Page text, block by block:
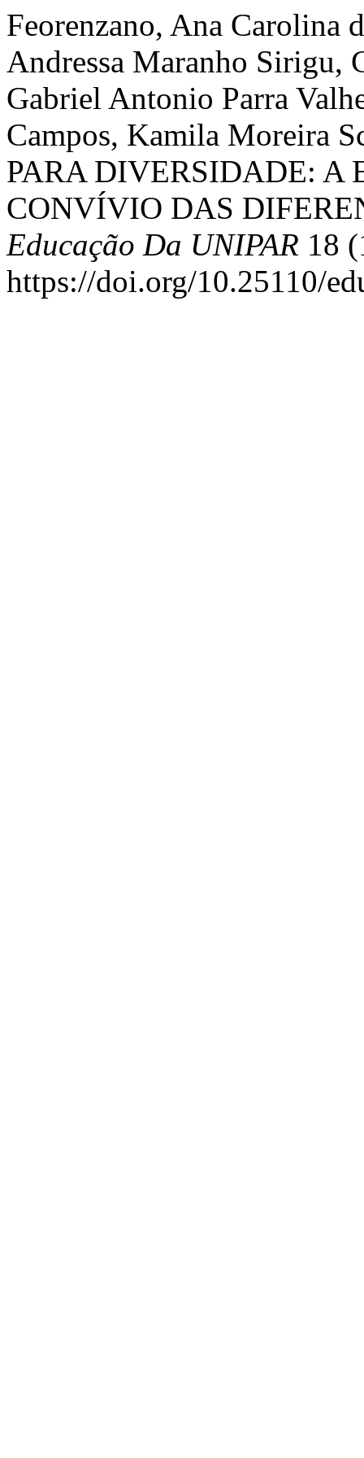
Feorenzano, Ana Carolina
Andressa Maranho Sirigu,
Gabriel Antonio Parra
Campos, Kamila Moreira
PARA DIVERSIDADE: A
CONVÍVIO DAS
Educação Da UNIPAR 18
https://doi.org/10.25110/